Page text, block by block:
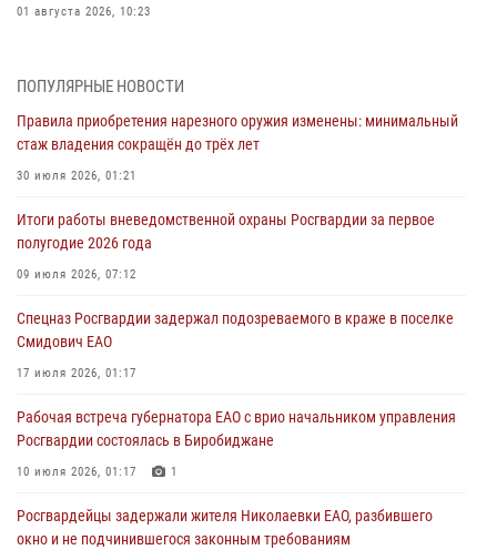
01 августа 2026, 10:23
Российской Федерации
В Росгвардии вспоминают российских воинов, погибших в Первой
мировой войне 1914-1918 годов
Внесены изменения в правила проведения контрольного отстрела
гражданского оружия
Правила приобретения нарезного оружия изменены: минимальный
стаж владения сокращён до трёх лет
ПОПУЛЯРНЫЕ НОВОСТИ
Правила приобретения нарезного оружия изменены: минимальный
стаж владения сокращён до трёх лет
30 июля 2026, 01:21
Итоги работы вневедомственной охраны Росгвардии за первое
полугодие 2026 года
09 июля 2026, 07:12
Спецназ Росгвардии задержал подозреваемого в краже в поселке
Смидович ЕАО
17 июля 2026, 01:17
Рабочая встреча губернатора ЕАО с врио начальником управления
Росгвардии состоялась в Биробиджане
10 июля 2026, 01:17 1
Росгвардейцы задержали жителя Николаевки ЕАО, разбившего
окно и не подчинившегося законным требованиям